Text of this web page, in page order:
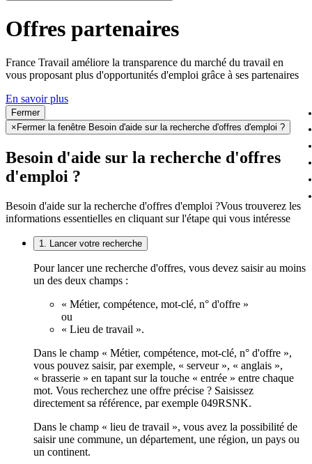
Offres partenaires
France Travail améliore la transparence du marché du travail en
vous proposant plus d'opportunités d'emploi grâce à ses partenaires
En savoir plus
Fermer
× Fermer la fenêtre Besoin d'aide sur la recherche d'offres d'emploi ?
Besoin d'aide sur la recherche d'offres
d'emploi ?
Besoin d'aide sur la recherche d'offres d'emploi ?Vous trouverez les
informations essentielles en cliquant sur l'étape qui vous intéresse
1. Lancer votre recherche
Pour lancer une recherche d'offres, vous devez saisir au moins
un des deux champs :
« Métier, compétence, mot-clé, n° d'offre »
ou
« Lieu de travail ».
Dans le champ « Métier, compétence, mot-clé, n° d'offre »,
vous pouvez saisir, par exemple, « serveur », « anglais »,
« brasserie » en tapant sur la touche « entrée » entre chaque
mot. Vous recherchez une offre précise ? Saisissez
directement sa référence, par exemple 049RSNK.
Dans le champ « lieu de travail », vous avez la possibilité de
saisir une commune, un département, une région, un pays ou
un continent.